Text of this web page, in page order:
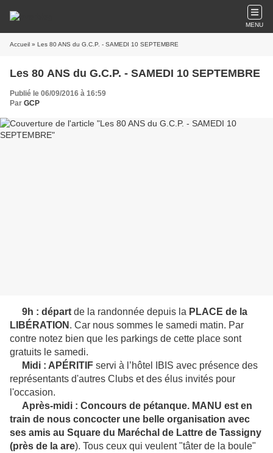
MENU
Accueil » Les 80 ANS du G.C.P. - SAMEDI 10 SEPTEMBRE
Les 80 ANS du G.C.P. - SAMEDI 10 SEPTEMBRE
Publié le 06/09/2016 à 16:59
Par GCP
9h : départ de la randonnée depuis la PLACE de la
LIBÉRATION . Car nous sommes le samedi matin. Par
contre notez bien que les parkings de cette place sont
gratuits le samedi.
Midi : APÉRITIF servi à l’hôtel IBIS avec présence des
représentants d'autres Clubs et des élus invités pour
l'occasion.
Après-midi : Concours de pétanque. MANU est en
train de nous concocter une belle organisation avec
ses amis au Square du Maréchal de Lattre de Tassigny
(près de la are). Tous ceux qui veulent "tâter de la boule"